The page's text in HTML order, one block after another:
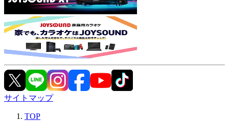
サイトマップ
TOP